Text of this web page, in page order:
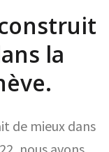
la
de mieux dans